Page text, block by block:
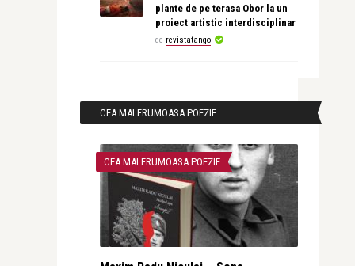
plante de pe terasa Obor la un
proiect artistic interdisciplinar
de revistatango
CEA MAI FRUMOASA POEZIE
CEA MAI FRUMOASA POEZIE